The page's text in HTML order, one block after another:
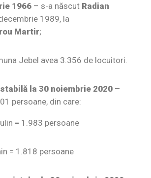
1966 – s-a născut Radian
1989, la
Martir;
Jebel avea 3.356 de locuitori.
la 30 noiembrie 2020 –
persoane, din care:
= 1.983 persoane
1.818 persoane